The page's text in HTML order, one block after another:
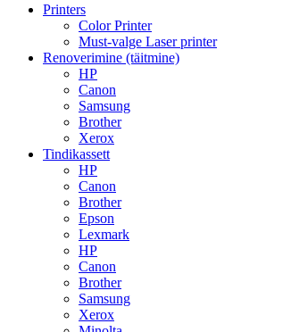
Printers
Color Printer
Must-valge Laser printer
Renoverimine (täitmine)
HP
Canon
Samsung
Brother
Xerox
Tindikassett
HP
Canon
Brother
Epson
Lexmark
HP
Canon
Brother
Samsung
Xerox